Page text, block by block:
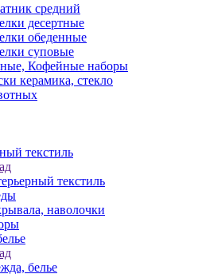
средний
десертные
обеденные
суповые
Кофейные наборы
керамика, стекло
текстиль
текстиль
наволочки
белье